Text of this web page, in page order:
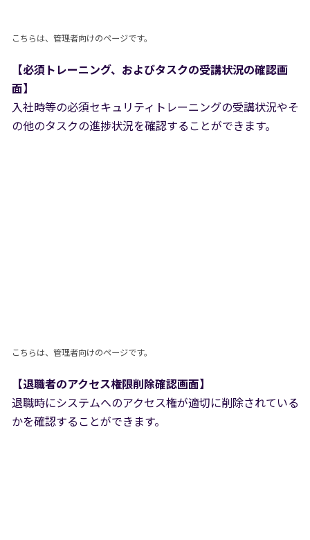
こちらは、管理者向けのページです。
【必須トレーニング、およびタスクの受講状況の確認画
面】
入社時等の必須セキュリティトレーニングの受講状況やそ
の他のタスクの進捗状況を確認することができます。
こちらは、管理者向けのページです。
【退職者のアクセス権限削除確認画面】
退職時にシステムへのアクセス権が適切に削除されている
かを確認することができます。